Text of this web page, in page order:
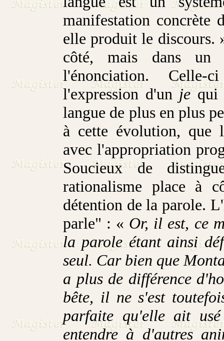
manifestation concrète
elle produit le discours.
côté, mais dans un
l'énonciation.
l'expression d'un jequi
langue de plus en plus
à cette évolution, que
avec l'appropriation
Soucieux de
rationalisme place à
détention de la parole.
parle" : « Or, il est, ce
la parole étant ainsi
seul. Car bien que
a plus de différence
bête, il ne s'est
parfaite qu'elle ait
entendre à d'autres